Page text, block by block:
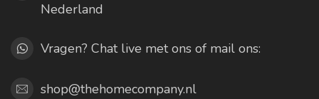
Nederland
Vragen? Chat live met ons of mail ons:
shop@thehomecompany.nl